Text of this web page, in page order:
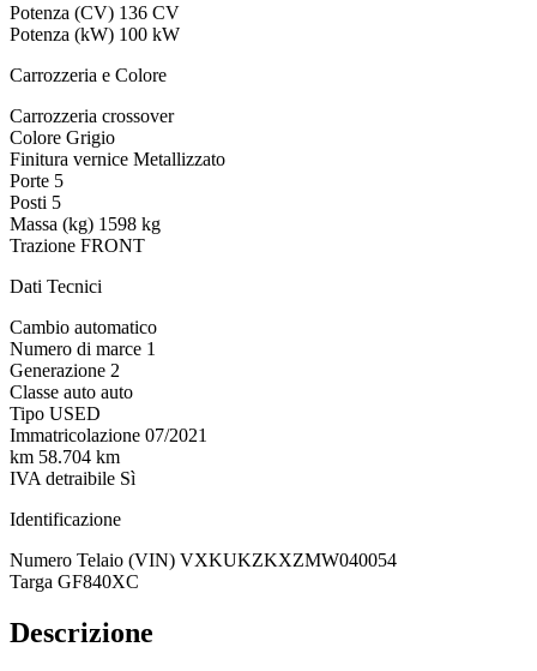
Potenza (CV) 136 CV
Potenza (kW) 100 kW
Carrozzeria e Colore
Carrozzeria crossover
Colore Grigio
Finitura vernice Metallizzato
Porte 5
Posti 5
Massa (kg) 1598 kg
Trazione FRONT
Dati Tecnici
Cambio automatico
Numero di marce 1
Generazione 2
Classe auto auto
Tipo USED
Immatricolazione 07/2021
km 58.704 km
IVA detraibile Sì
Identificazione
Numero Telaio (VIN) VXKUKZKXZMW040054
Targa GF840XC
Descrizione